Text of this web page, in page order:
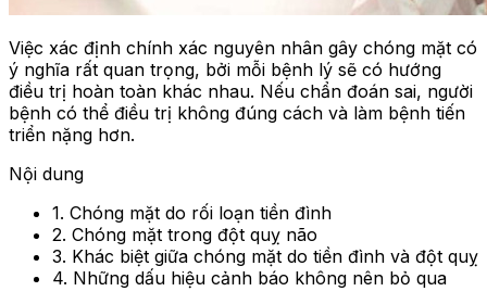
Việc xác định chính xác nguyên nhân gây chóng mặt có
ý nghĩa rất quan trọng, bởi mỗi bệnh lý sẽ có hướng
điều trị hoàn toàn khác nhau. Nếu chẩn đoán sai, người
bệnh có thể điều trị không đúng cách và làm bệnh tiến
triển nặng hơn.
Nội dung
1. Chóng mặt do rối loạn tiền đình
2. Chóng mặt trong đột quỵ não
3. Khác biệt giữa chóng mặt do tiền đình và đột quỵ
4. Những dấu hiệu cảnh báo không nên bỏ qua